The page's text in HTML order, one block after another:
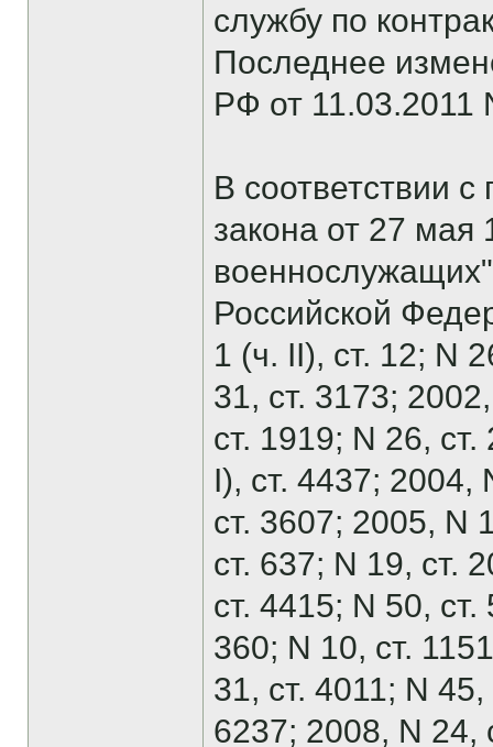
службу по
Последнее
РФ от 11.03.2011
В соответствии
закона от 27 мая
Российской
1 (ч. II), ст. 12; N
31, ст. 3173;
ст. 1919; N 26,
I), ст. 4437; 2004,
ст. 3607; 2005, N
ст. 637; N 19, ст.
ст. 4415; N 50,
360; N 10, ст.
31, ст. 4011; N
6237; 2008, N 24,